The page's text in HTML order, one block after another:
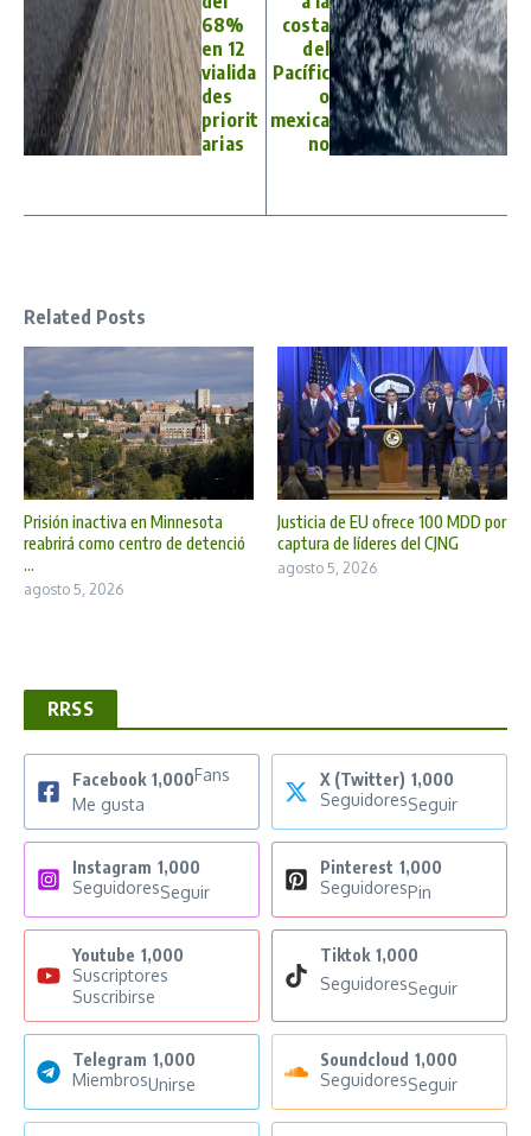
68%
en 12
vialida
des
priorit
arias
costa
del
Pacífic
o
mexica
no
Related Posts
Prisión inactiva en Minnesota
reabrirá como centro de detenció
...
agosto 5, 2026
Justicia de EU ofrece 100 MDD por
captura de líderes del CJNG
agosto 5, 2026
RRSS
Facebook 1,000Fans
Me gusta
X (Twitter) 1,000
SeguidoresSeguir
Instagram 1,000
SeguidoresSeguir
Pinterest 1,000
SeguidoresPin
Youtube 1,000
Suscriptores
Suscribirse
Tiktok 1,000
SeguidoresSeguir
Telegram 1,000
MiembrosUnirse
Soundcloud 1,000
SeguidoresSeguir